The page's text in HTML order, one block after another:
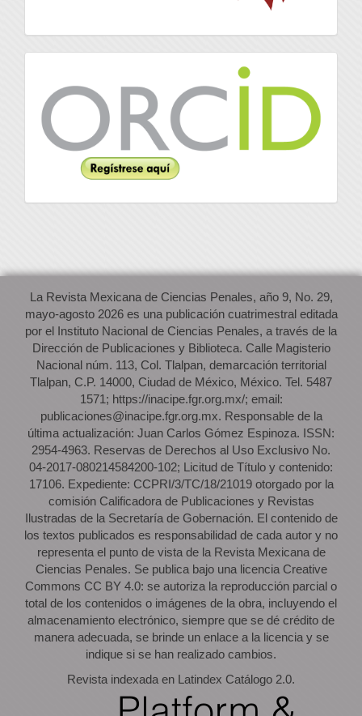
La Revista Mexicana de Ciencias Penales, año 9, No. 29,
mayo-agosto 2026 es una publicación cuatrimestral editada
por el Instituto Nacional de Ciencias Penales, a través de la
Dirección de Publicaciones y Biblioteca. Calle Magisterio
Nacional núm. 113, Col. Tlalpan, demarcación territorial
Tlalpan, C.P. 14000, Ciudad de México, México. Tel. 5487
1571; https://inacipe.fgr.org.mx/; email:
publicaciones@inacipe.fgr.org.mx. Responsable de la
última actualización: Juan Carlos Gómez Espinoza. ISSN:
2954-4963. Reservas de Derechos al Uso Exclusivo No.
04-2017-080214584200-102; Licitud de Título y contenido:
17106. Expediente: CCPRI/3/TC/18/21019 otorgado por la
comisión Calificadora de Publicaciones y Revistas
Ilustradas de la Secretaría de Gobernación. El contenido de
los textos publicados es responsabilidad de cada autor y no
representa el punto de vista de la Revista Mexicana de
Ciencias Penales. Se publica bajo una licencia Creative
Commons CC BY 4.0: se autoriza la reproducción parcial o
total de los contenidos o imágenes de la obra, incluyendo el
almacenamiento electrónico, siempre que se dé crédito de
manera adecuada, se brinde un enlace a la licencia y se
indique si se han realizado cambios.
Revista indexada en Latindex Catálogo 2.0.